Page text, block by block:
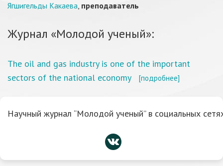
Ягшигельды Какаева, преподаватель
Журнал «Молодой ученый»:
The oil and gas industry is one of the important
sectors of the national economy
[подробнее]
Научный журнал “Молодой ученый” в социальных